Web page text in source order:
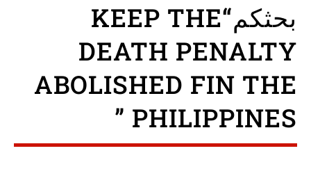
بحثكم“KEEP THE
DEATH PENALTY
ABOLISHED FIN THE
PHILIPPINES ”